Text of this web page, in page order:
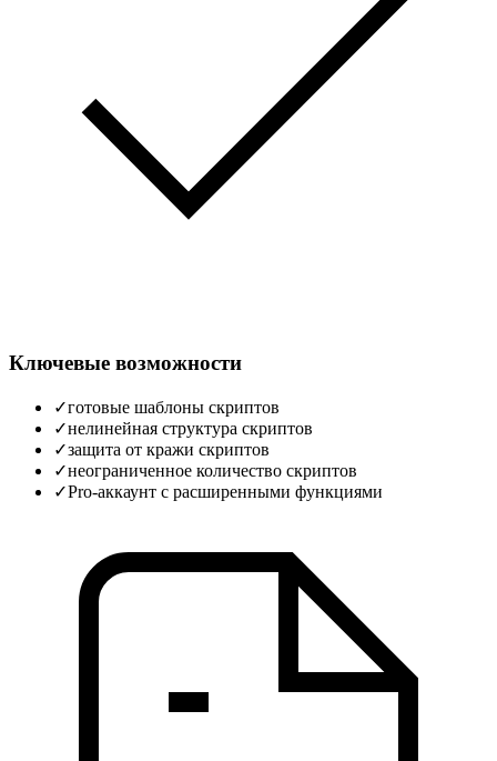
Ключевые возможности
✓готовые шаблоны скриптов
✓нелинейная структура скриптов
✓защита от кражи скриптов
✓неограниченное количество скриптов
✓Pro‑аккаунт с расширенными функциями